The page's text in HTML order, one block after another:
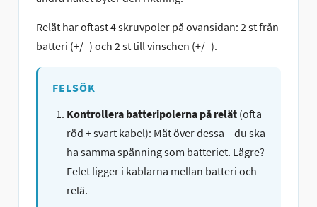
Relät har oftast 4 skruvpoler på ovansidan: 2 st från
batteri (+/–) och 2 st till vinschen (+/–).
FELSÖK
Kontrollera batteripolerna på relät (ofta
röd + svart kabel): Mät över dessa – du ska
ha samma spänning som batteriet. Lägre?
Felet ligger i kablarna mellan batteri och
relä.